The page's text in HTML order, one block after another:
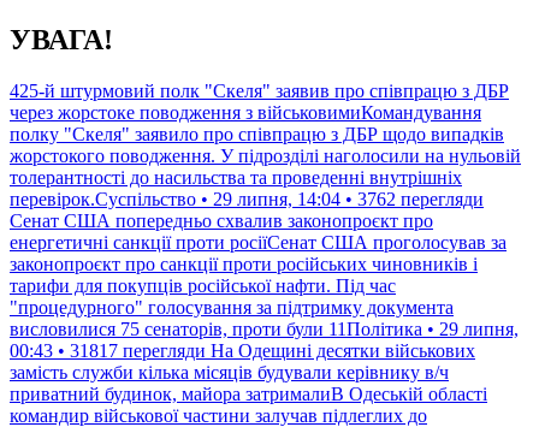
Перейти
до
УВАГА!
425-й штурмовий полк "Скеля" заявив про співпрацю з ДБР
через жорстоке поводження з військовимиКомандування
полку "Скеля" заявило про співпрацю з ДБР щодо випадків
жорстокого поводження. У підрозділі наголосили на нульовій
толерантності до насильства та проведенні внутрішніх
перевірок.Суспільство • 29 липня, 14:04 • 3762 перегляди
Сенат США попередньо схвалив законопроєкт про
енергетичні санкції проти росіїСенат США проголосував за
законопроєкт про санкції проти російських чиновників і
тарифи для покупців російської нафти. Під час
"процедурного" голосування за підтримку документа
висловилися 75 сенаторів, проти були 11Політика • 29 липня,
00:43 • 31817 перегляди На Одещині десятки військових
замість служби кілька місяців будували керівнику в/ч
приватний будинок, майора затрималиВ Одеській області
командир військової частини залучав підлеглих до